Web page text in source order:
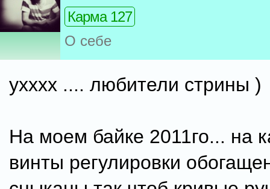
Карма 127
О себе
ухххх .... любители стрины )
На моем байке 2011го... на
винты регулировки